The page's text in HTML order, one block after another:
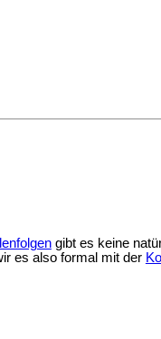
gibt es keine
es also formal mit der